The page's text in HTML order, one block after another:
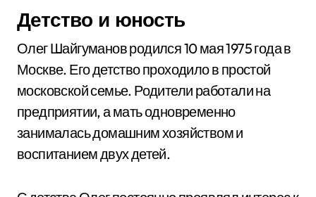
Детство и юность
Олег Шайгуманов родился 10 мая 1975 года в
Москве. Его детство проходило в простой
московской семье. Родители работали на
предприятии, а мать одновременно
занималась домашним хозяйством и
воспитанием двух детей.